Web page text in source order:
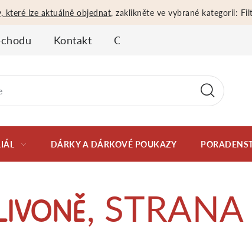
které lze aktuálně objednat, zaklikněte ve vybrané kategorii:
Kontakt Obchodní podmínky
DÁRKY A DÁRKOVÉ POUKAZY
,